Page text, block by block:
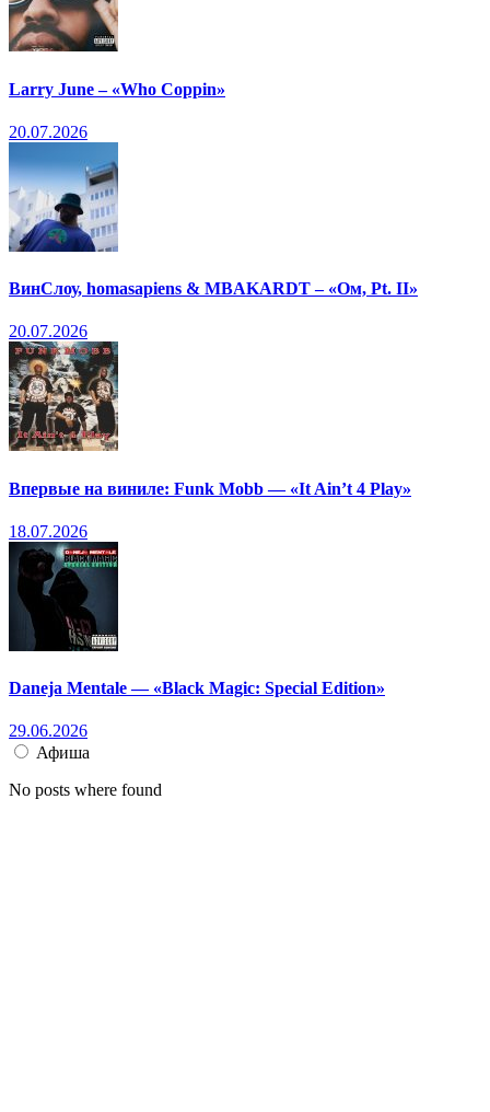
Larry June – «Who Coppin»
20.07.2026
ВинСлоу, homasapiens & MBAKARDT – «Ом, Pt. II»
20.07.2026
Впервые на виниле: Funk Mobb — «It Ain’t 4 Play»
18.07.2026
Daneja Mentale — «Black Magic: Special Edition»
29.06.2026
Афиша
No posts where found